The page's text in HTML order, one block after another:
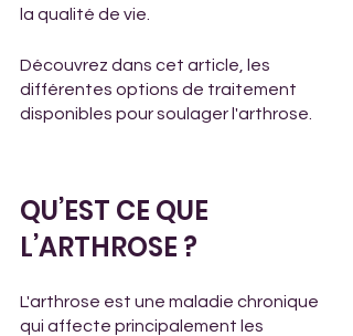
la qualité de vie.
Découvrez dans cet article, les
différentes options de traitement
disponibles pour soulager l'arthrose.
QU’EST CE QUE
L’ARTHROSE ?
L'arthrose est une maladie chronique
qui affecte principalement les